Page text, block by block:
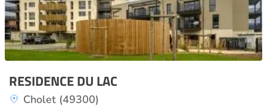
RESIDENCE DU LAC
Cholet (49300)